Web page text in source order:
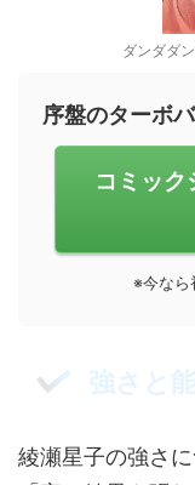
ダンダダ
序盤のターボ
コミッ
※今なら
強さと
綾瀬星子の強さ